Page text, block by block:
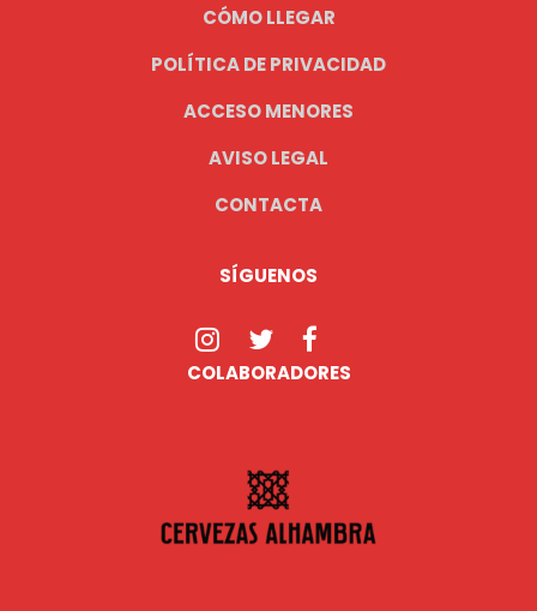
CÓMO LLEGAR
POLÍTICA DE PRIVACIDAD
ACCESO MENORES
AVISO LEGAL
CONTACTA
SÍGUENOS
COLABORADORES